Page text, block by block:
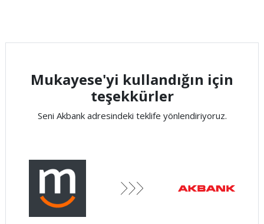
Mukayese'yi kullandığın için
teşekkürler
Seni Akbank adresindeki teklife yönlendiriyoruz.